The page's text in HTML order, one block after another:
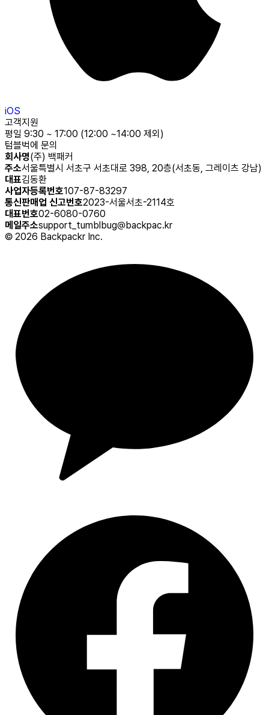
iOS
고객지원
평일 9:30 ~ 17:00 (12:00 ~14:00 제외)
텀블벅에 문의
회사명(주) 백패커
주소서울특별시 서초구 서초대로 398, 20층(서초동, 그레이츠 강남)
대표김동환
사업자등록번호107-87-83297
통신판매업 신고번호2023-서울서초-2114호
대표번호02-6080-0760
메일주소support_tumblbug@backpac.kr
© 2026 Backpackr Inc.